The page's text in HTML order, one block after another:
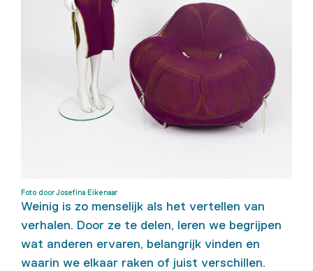
Foto door Josefina Eikenaar
Weinig is zo menselijk als het vertellen van
verhalen. Door ze te delen, leren we begrijpen
wat anderen ervaren, belangrijk vinden en
waarin we elkaar raken of juist verschillen.